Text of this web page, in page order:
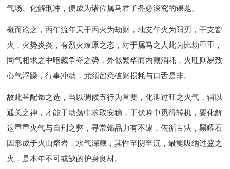
气场、化解刑冲，便成为诸位属马君子务必深究的课题。
概而论之，丙午流年天干丙火为劫财，地支午火为阳刃，干支皆
火，火势炎炎，有烈火燎原之态，对于属马之人此为比劫重重，
同气相求之中暗藏争夺之势，外似繁华而内藏消耗，火旺则易致
心气浮躁，行事冲动，尤须留意破财损耗与口舌是非。
故此番配饰之选，当以调候五行为首要，化泄过旺之火气，辅以
通关之神，才能于动荡中求取安稳，于伏吟中觅得转机，要化解
这重重火气与自刑之弊，寻常饰品力有不逮，依循古法，黑曜石
因形成于火山熔岩，水气深藏，其性至阴至沉，最能吸纳过盛之
火，是本年不可或缺的护身良材。